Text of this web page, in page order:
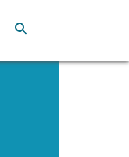
search